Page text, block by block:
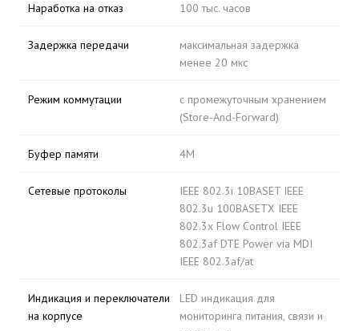
Наработка на отказ 100 тыс. часов
Задержка передачи
максимальная задержка
менее 20 мкс
Режим коммутации
с промежуточным хранением
(Store-And-Forward)
Буфер памяти 4M
Сетевые протоколы
IEEE 802.3i 10BASET IEEE
802.3u 100BASETX IEEE
802.3x Flow Control IEEE
802.3af DTE Power via MDI
IEEE 802.3af/at
Индикация и переключатели
на корпусе
LED индикация для
мониторинга питания, связи и